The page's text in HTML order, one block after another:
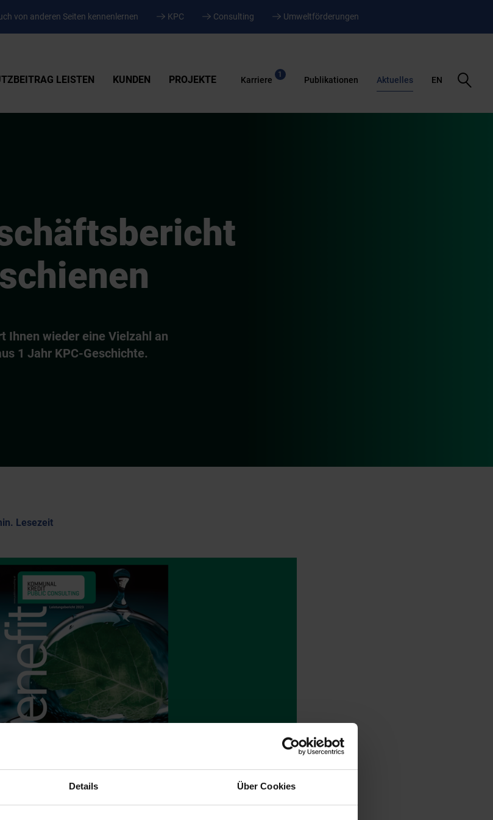
Details Über Cookies
von anderen Seiten kennenlernen KPC Consulting Umweltförderungen
LEISTEN KUNDEN PROJEKTE Karriere
1
Publikationen Aktuelles EN
Suche
öffnen
Ihnen wieder eine Vielzahl an
1 Jahr KPC-Geschichte.
Lesezeit